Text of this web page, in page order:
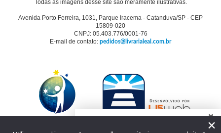
Todas as imagens desse site são meramente ilustrativas.
Avenida Porto Ferreira, 1031, Parque Iracema - Catanduva/SP - CEP
15809-020
CNPJ: 05.403.776/0001-76
E-mail de contato: pedidos@livrarialeal.com.br
×
Como podemos te ajudar?